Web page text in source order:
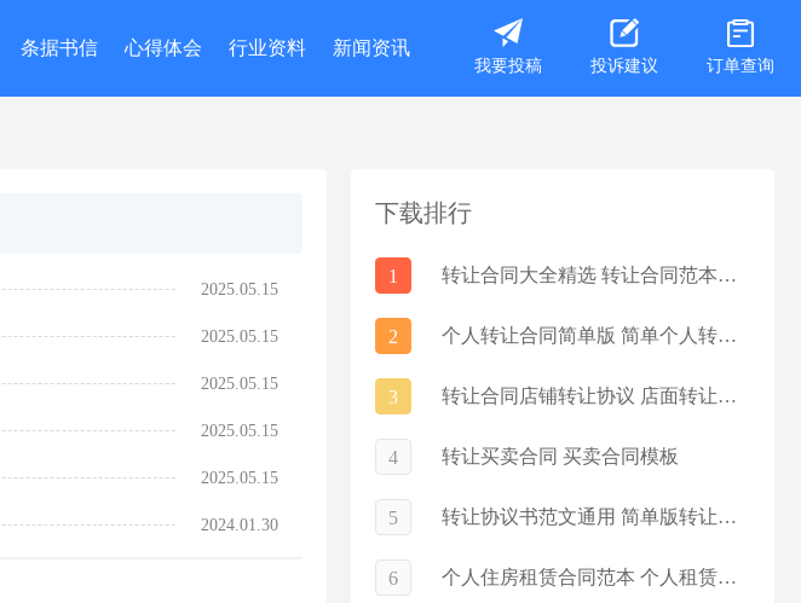
条据书信 心得体会 行业资料 新闻资讯
订单查询
投诉建议
我要投稿
2025.05.15
2025.05.15
2025.05.15
2025.05.15
2025.05.15
2024.01.30
下载排行
1 转让合同大全精选 转让合同范本通用5篇
2 个人转让合同简单版 简单个人转让协议5篇
3 转让合同店铺转让协议 店面转让合同协议书
4 转让买卖合同 买卖合同模板
5 转让协议书范文通用 简单版转让协议书范本
6 个人住房租赁合同范本 个人租赁合同简单版